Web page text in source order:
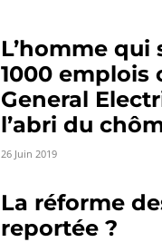
L’homme qui
1000 emplois
General
l’abri du
26 Juin 2019
La réforme
reportée ?